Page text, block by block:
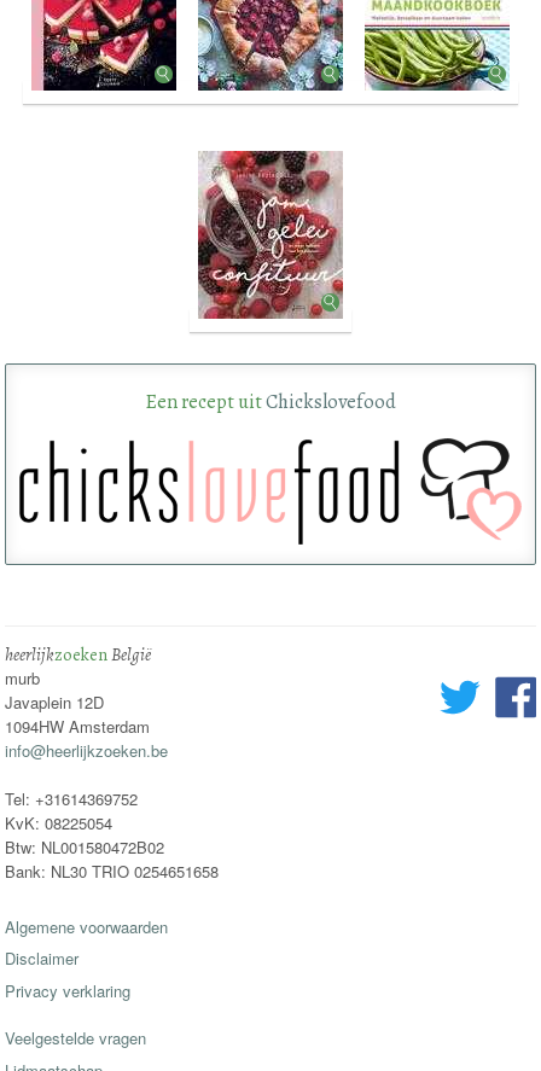
Een recept uitChickslovefood
heerlijkzoekenBelgië
murb
Javaplein 12D
1094HW Amsterdam
info@heerlijkzoeken.be
Tel: +31614369752
KvK: 08225054
Btw: NL001580472B02
Bank: NL30 TRIO 0254651658
Algemene voorwaarden
Disclaimer
Privacy verklaring
Veelgestelde vragen